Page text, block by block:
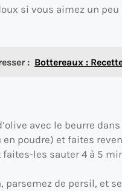
si vous aimez un peu
: Bottereaux :
avec le beurre
en poudre) et faites
les sauter 4 à 5
parsemez de persil, et